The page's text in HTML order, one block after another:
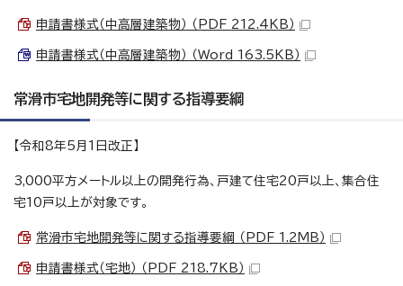
申請書様式（中高層建築物） （PDF 212.4KB）
申請書様式（中高層建築物） （Word 163.5KB）
常滑市宅地開発等に関する指導要綱
【令和8年5月1日改正】
3,000平方メートル以上の開発行為、戸建て住宅20戸以上、集合住
宅10戸以上が対象です。
常滑市宅地開発等に関する指導要綱 （PDF 1.2MB）
申請書様式（宅地） （PDF 218.7KB）